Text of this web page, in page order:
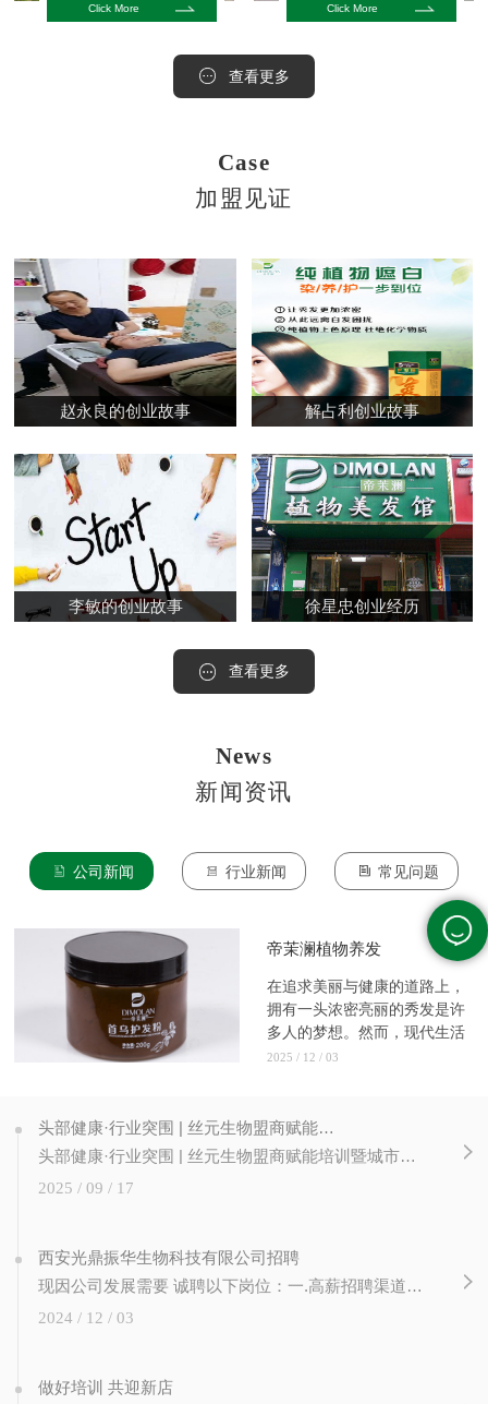
Click More Click More
查看更多
Case
加盟见证
赵永良的创业故事 解占利创业故事
李敏的创业故事 徐星忠创业经历
查看更多
News
新闻资讯
公司新闻 行业新闻 常见问题
帝茉澜植物养发
在追求美丽与健康的道路上，
拥有一头浓密亮丽的秀发是许
多人的梦想。然而，现代生活
的压...
2025 / 12 / 03
头部健康·行业突围 | 丝元生物盟商赋能培训暨城市合伙人计划圆满成功！
头部健康·行业突围 | 丝元生物盟商赋能培训暨城市合伙人计划圆满成功！ 赋能新篇章，合伙创未来 近日，丝元生物成功举办 【头部健康 行业突围】 盟商赋能培训暨城市合伙人计划启动仪式。本次大会旨在通过专业培训、政策发布与深度交流， 提升加盟商经营能力，并正式启动城市合伙人计划，为公司渠道扩张与...
2025 / 09 / 17
西安光鼎振华生物科技有限公司招聘
现因公司发展需要 诚聘以下岗位：一.高薪招聘渠道经理3人（10K -15K）岗位职责：1. 负责公司营销推广渠道（美业门店、类美业门店、非美业资源等）的发展、推广、维护及管理；2. 市场开发：根据销售计划，制订市场开发的计划，拜访挖掘、推广渠道、完成公司任务；3. 客户维护：负责所辖客户的日常维护，收集客户意见。 二....
2024 / 12 / 03
做好培训 共迎新店